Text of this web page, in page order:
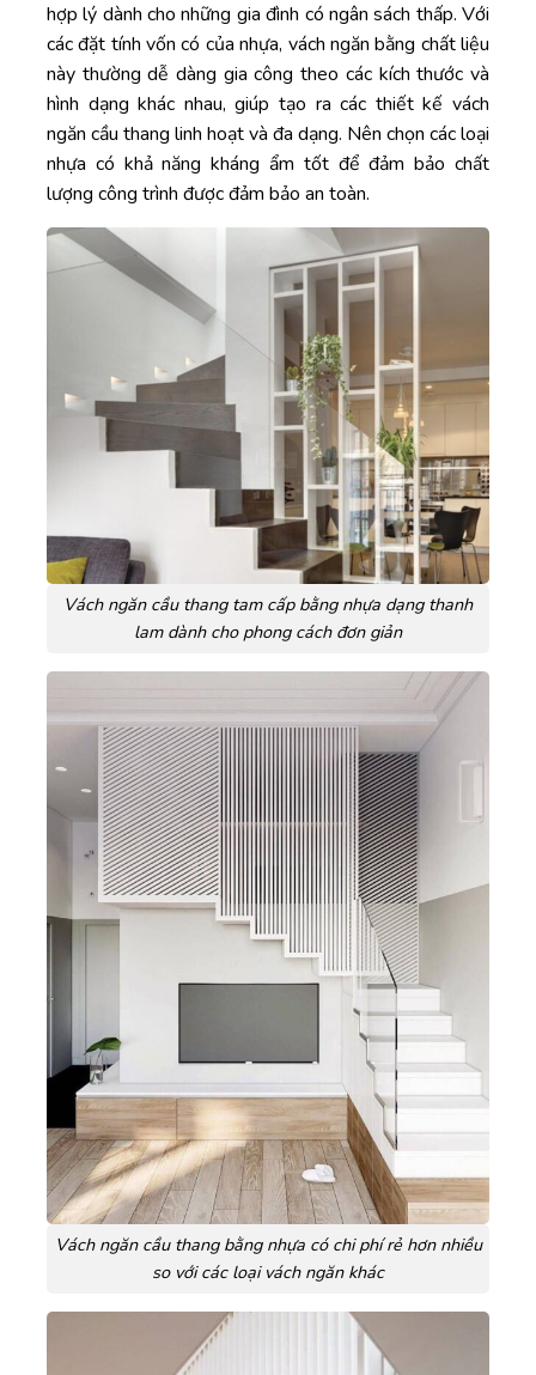
hợp lý dành cho những gia đình có ngân sách thấp. Với
các đặt tính vốn có của nhựa, vách ngăn bằng chất liệu
này thường dễ dàng gia công theo các kích thước và
hình dạng khác nhau, giúp tạo ra các thiết kế vách
ngăn cầu thang linh hoạt và đa dạng. Nên chọn các loại
nhựa có khả năng kháng ẩm tốt để đảm bảo chất
lượng công trình được đảm bảo an toàn.
Vách ngăn cầu thang tam cấp bằng nhựa dạng thanh
lam dành cho phong cách đơn giản
Vách ngăn cầu thang bằng nhựa có chi phí rẻ hơn nhiều
so với các loại vách ngăn khác